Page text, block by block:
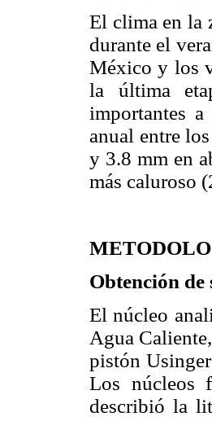
El clima en la
durante el
México y los
la última
importantes
anual entre
y 3.8 mm en
más caluroso
Obtención de
El núcleo
Agua
pistón
Los núcleos
describió la